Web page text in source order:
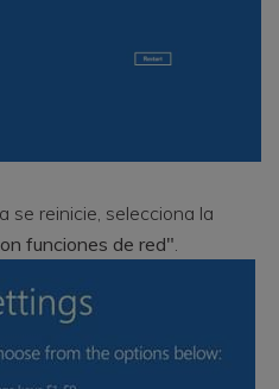
se reinicie, selecciona la
funciones de red"